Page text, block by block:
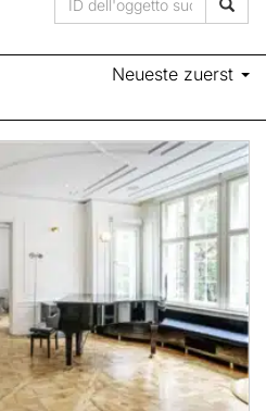
Neueste zuerst